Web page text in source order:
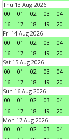
Thu 13 Aug 2026
00
01 02 03 04
16
17 18 19 20
Fri 14 Aug 2026
00
01 02 03 04
16
17 18 19 20
Sat 15 Aug 2026
00
01 02 03 04
16
17 18 19 20
Sun 16 Aug 2026
00
01 02 03 04
16
17 18 19 20
Mon 17 Aug 2026
00
01 02 03 04